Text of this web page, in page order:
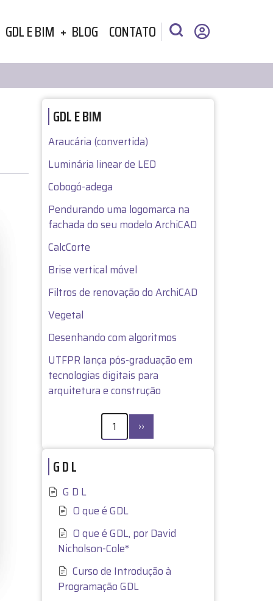
GDL E BIM BLOG CONTATO
GDL E BIM
Araucária (convertida)
Luminária linear de LED
Cobogó-adega
Pendurando uma logomarca na
fachada do seu modelo ArchiCAD
CalcCorte
Brise vertical móvel
Filtros de renovação do ArchiCAD
Vegetal
Desenhando com algoritmos
UTFPR lança pós-graduação em
tecnologias digitais para
arquitetura e construção
PAGINAÇÃO1
Próxima
página
››
G D L
G D L
O que é GDL
O que é GDL, por David
Nicholson-Cole*
Curso de Introdução à
Programação GDL